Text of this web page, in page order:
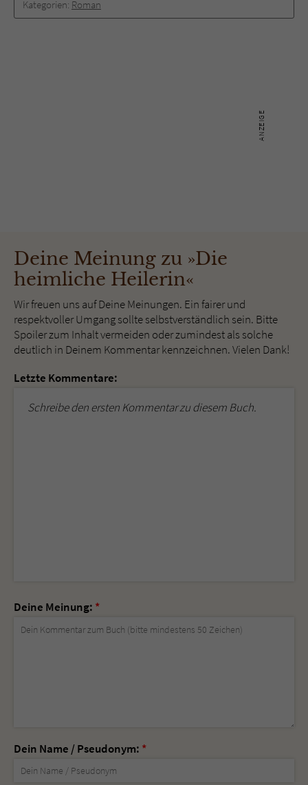
Kategorien: Roman
Deine Meinung zu »Die
heimliche Heilerin«
Wir freuen uns auf Deine Meinungen. Ein fairer und
respektvoller Umgang sollte selbstverständlich sein. Bitte
Spoiler zum Inhalt vermeiden oder zumindest als solche
deutlich in Deinem Kommentar kennzeichnen. Vielen Dank!
Letzte Kommentare:
Schreibe den ersten Kommentar zu diesem Buch.
Deine Meinung: *
Dein Name / Pseudonym: *